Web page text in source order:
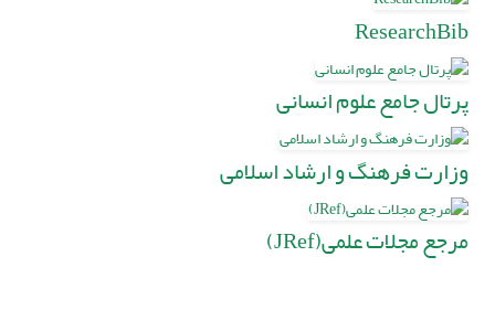
ResearchBib
پرتال جامع علوم انسانی
وزارت فرهنگ و ارشاد اسلامی
مرجع مجلات علمی(JRef)